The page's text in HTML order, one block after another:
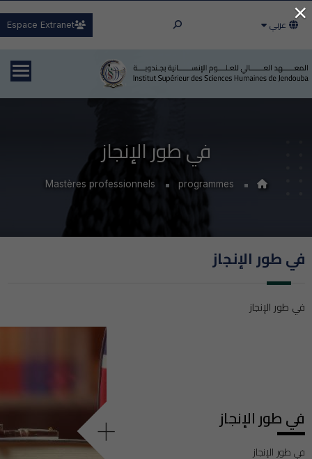
عربي Espace Extranet
في طور الإنجاز
programmes
Mastères professionnels
في طور الإنجاز
في طور الإنجاز
في طور الإنجاز
في طور الإنجاز
+
×